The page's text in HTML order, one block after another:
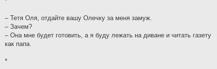
– Тетя Оля, отдайте вашу Олечку за меня замуж.
– Зачем?
– Она мне будет готовить, а я буду лежать на диване и читать газету
как папа.
*